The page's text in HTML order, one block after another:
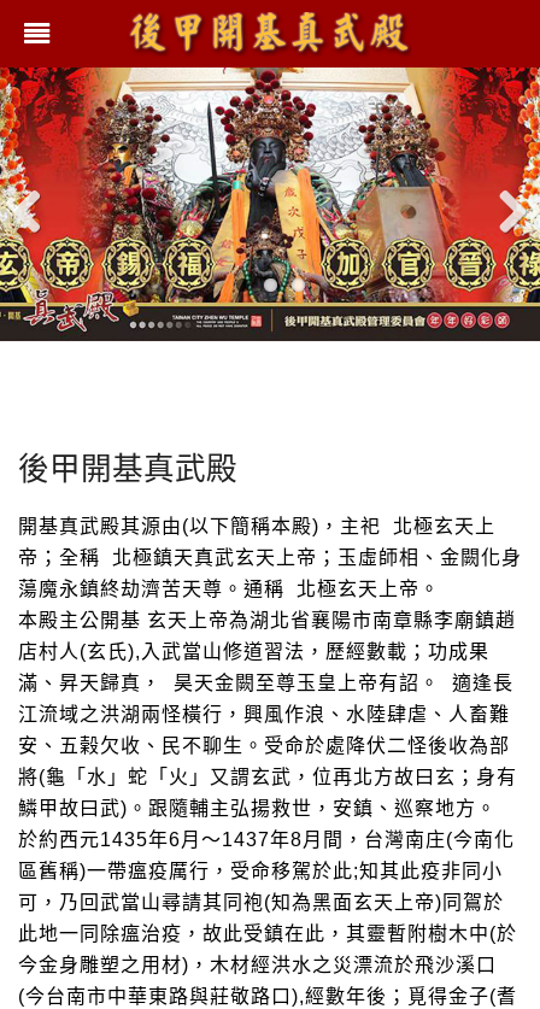
Previ
ous
Next
後甲開基真武殿
開基真武殿其源由(以下簡稱本殿)，主祀 北極玄天上
帝；全稱 北極鎮天真武玄天上帝；玉虛師相、金闕化身
蕩魔永鎮終劫濟苦天尊。通稱 北極玄天上帝。
本殿主公開基 玄天上帝為湖北省襄陽市南章縣李廟鎮趙
店村人(玄氏),入武當山修道習法，歷經數載；功成果
滿、昇天歸真， 昊天金闕至尊玉皇上帝有詔。 適逢長
江流域之洪湖兩怪橫行，興風作浪、水陸肆虐、人畜難
安、五榖欠收、民不聊生。受命於處降伏二怪後收為部
將(龜「水」蛇「火」又謂玄武，位再北方故曰玄；身有
鱗甲故曰武)。跟隨輔主弘揚救世，安鎮、巡察地方。
於約西元1435年6月～1437年8月間，台灣南庄(今南化
區舊稱)一帶瘟疫厲行，受命移駕於此;知其此疫非同小
可，乃回武當山尋請其同袍(知為黑面玄天上帝)同鴐於
此地一同除瘟治疫，故此受鎮在此，其靈暫附樹木中(於
今金身雕塑之用材)，木材經洪水之災漂流於飛沙溪口
(今台南市中華東路與莊敬路口),經數年後；覓得金子(耆